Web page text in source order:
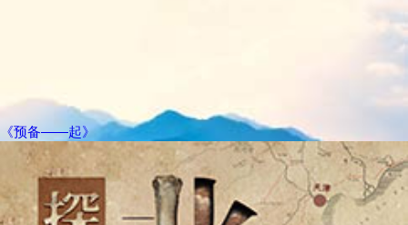
《预备——起》